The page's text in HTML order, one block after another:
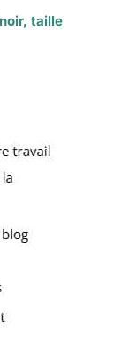
taille